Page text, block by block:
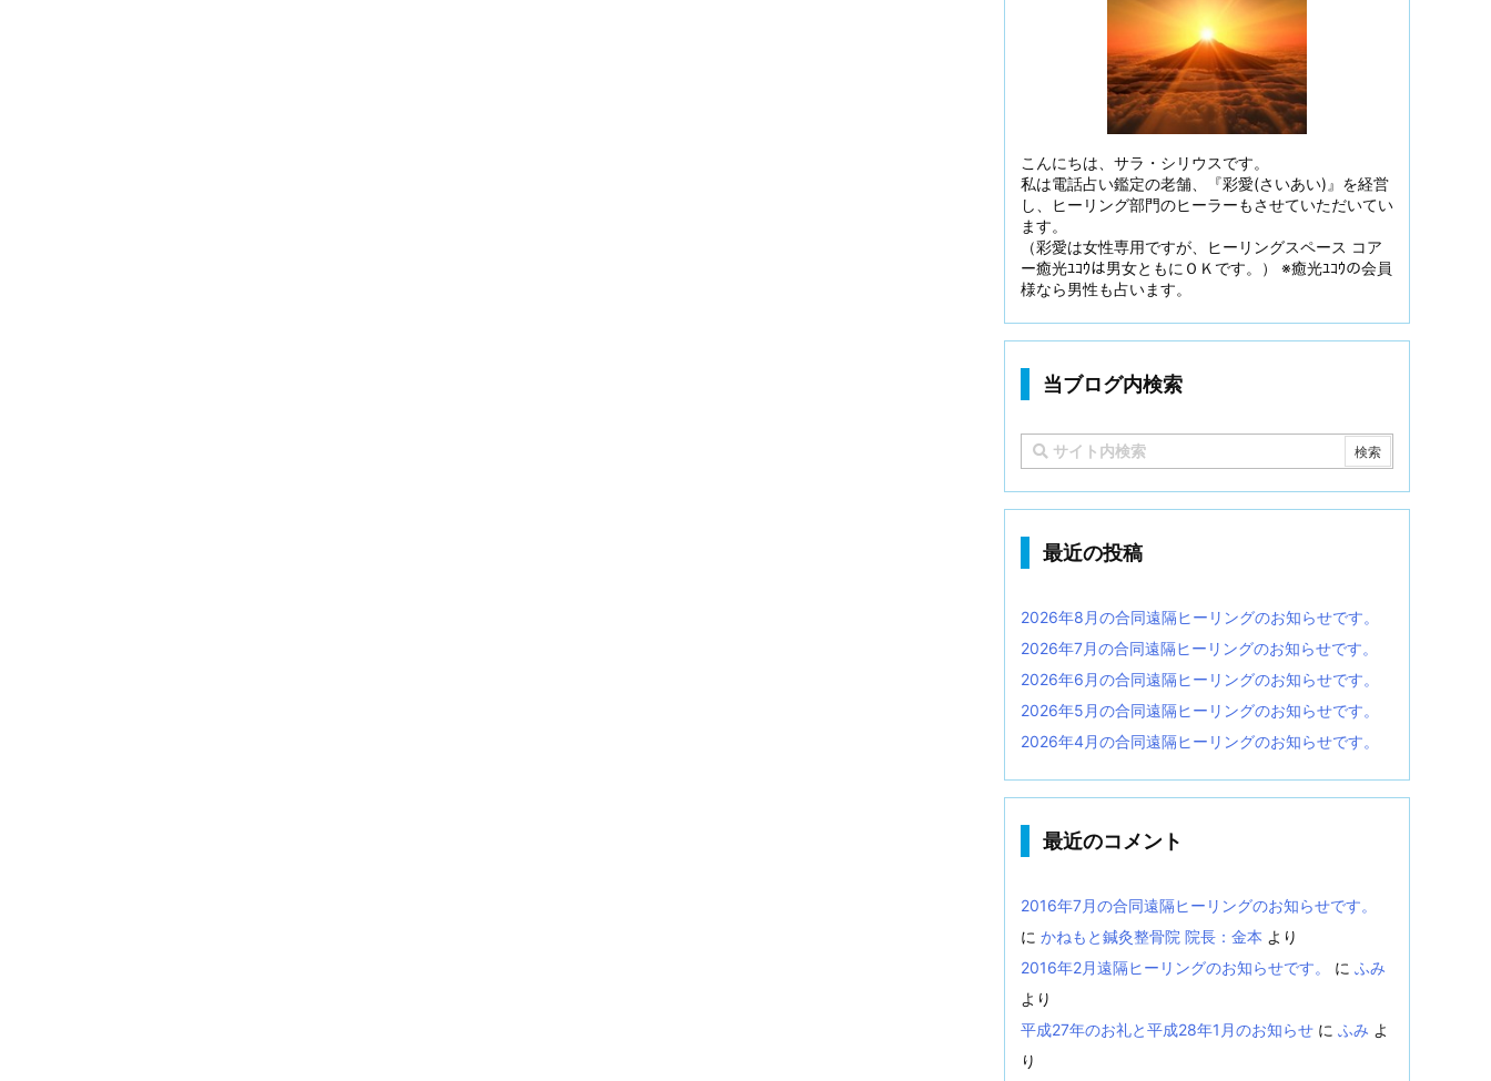
こんにちは、サラ・シリウスです。
私は電話占い鑑定の老舗、『彩愛(さいあい)』を経営
し、ヒーリング部門のヒーラーもさせていただいてい
ます。
（彩愛は女性専用ですが、ヒーリングスペース コア
ー癒光ﾕｺｳは男女ともにＯＫです。） ※癒光ﾕｺｳの会員
様なら男性も占います。
当ブログ内検索
最近の投稿
2026年8月の合同遠隔ヒーリングのお知らせです。
2026年7月の合同遠隔ヒーリングのお知らせです。
2026年6月の合同遠隔ヒーリングのお知らせです。
2026年5月の合同遠隔ヒーリングのお知らせです。
2026年4月の合同遠隔ヒーリングのお知らせです。
最近のコメント
2016年7月の合同遠隔ヒーリングのお知らせです。
に かねもと鍼灸整骨院 院長：金本 より
2016年2月遠隔ヒーリングのお知らせです。
に ふみ
より
平成27年のお礼と平成28年1月のお知らせ に ふみ よ
り